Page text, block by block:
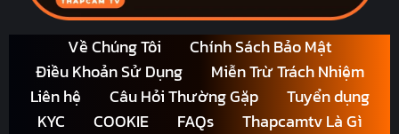
Về Chúng Tôi
Chính Sách Bảo Mật
Điều Khoản Sử Dụng
Miễn Trừ Trách Nhiệm
Liên hệ
Câu Hỏi Thường Gặp
Tuyển dụng
KYC
COOKIE FAQs Thapcamtv Là Gì